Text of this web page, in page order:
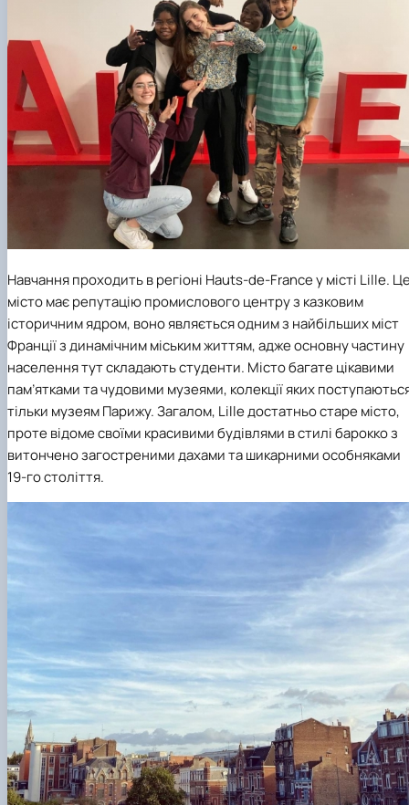
Навчання проходить в регіоні Hauts-de-France у місті Lille.
місто має репутацію промислового центру з казковим
історичним ядром, воно являється одним з найбільших міст
Франції з динамічним міським життям, адже основну частину
населення тут складають студенти. Місто багате цікавими
пам’ятками та чудовими музеями, колекції яких
тільки музеям Парижу. Загалом, Lille достатньо старе місто,
проте відоме своїми красивими будівлями в стилі барокко з
витончено загостреними дахами та шикарними особняками
19-го століття.